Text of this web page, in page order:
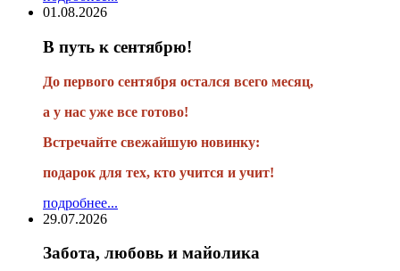
01.08.2026
В путь к сентябрю!
До первого сентября остался всего месяц,
а у нас уже все готово!
Встречайте свежайшую новинку:
подарок для тех, кто учится и учит!
подробнее...
29.07.2026
Забота, любовь и майолика